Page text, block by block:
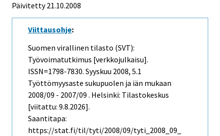
Päivitetty 21.10.2008
Viittausohje:
Suomen virallinen tilasto (SVT):
Työvoimatutkimus [verkkojulkaisu].
ISSN=1798-7830. Syyskuu 2008, 5.1
Työttömyysaste sukupuolen ja iän mukaan
2008/09 - 2007/09 . Helsinki: Tilastokeskus
[viitattu: 9.8.2026].
Saantitapa:
https://stat.fi/til/tyti/2008/09/tyti_2008_09_